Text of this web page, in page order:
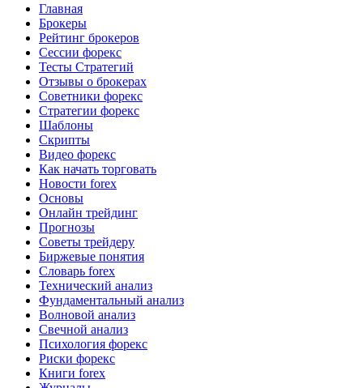
Главная
Брокеры
Рейтинг брокеров
Сессии форекс
Тесты Стратегий
Отзывы о брокерах
Советники форекс
Стратегии форекс
Шаблоны
Скрипты
Видео форекс
Как начать торговать
Новости forex
Основы
Онлайн трейдинг
Прогнозы
Советы трейдеру
Биржевые понятия
Словарь forex
Технический анализ
Фундаментальный анализ
Волновой анализ
Свечной анализ
Психология форекс
Риски форекс
Книги forex